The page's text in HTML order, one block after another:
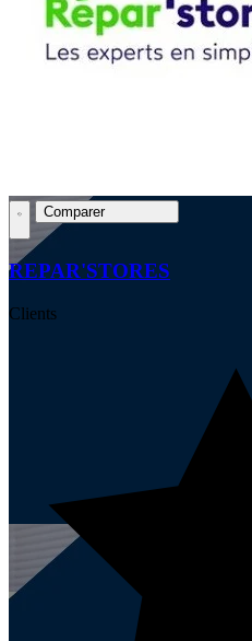
Comparer
REPAR'STORES
Clients